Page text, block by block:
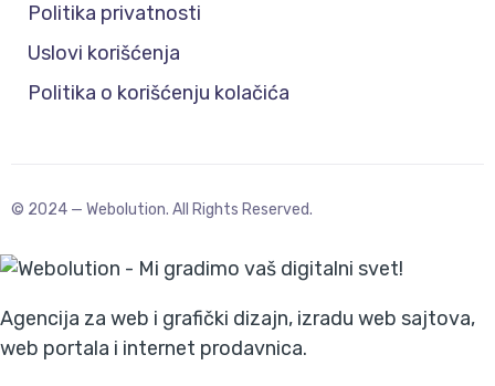
Politika privatnosti
Uslovi korišćenja
Politika o korišćenju kolačića
© 2024 — Webolution. All Rights Reserved.
Agencija za web i grafički dizajn, izradu web sajtova,
web portala i internet prodavnica.